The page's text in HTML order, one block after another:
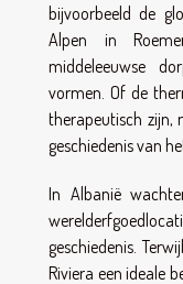
bijvoorbeeld de
Alpen in
middeleeuwse
vormen. Of de
therapeutisch zijn,
geschiedenis van
In Albanië
geschiedenis.
Riviera een ideale